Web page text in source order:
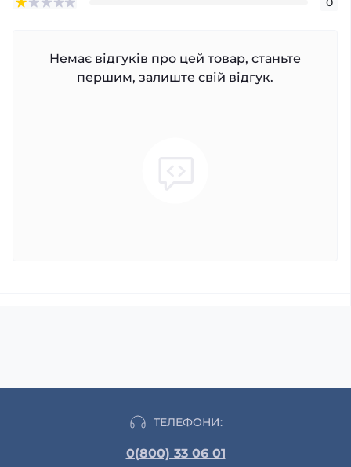
Немає відгуків про цей товар, станьте
першим, залиште свій відгук.
ТЕЛЕФОНИ:
0(800) 33 06 01